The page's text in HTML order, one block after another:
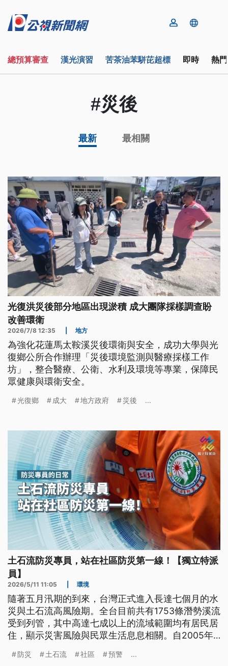
總預算審查 漢光演習 苦茶油苯駢芘超標 即時 熱
#災後
最新 最相關
光復洪災後部分地區出現淤積 成大團隊採樣調查盼
改善環衛
2026/7/8 12:35 地方
為強化花蓮馬太鞍溪災後環衛與安全，成功大學與光
復鄉公所合作辦理「災後環境監測與醫療採樣工作
坊」，整合醫療、公衛、水利及環境等專業，保障民
眾健康與環衛安全。
光復鄉 成大 地方政府 災後 ...
土石流防災專員，站在社區防災第一線！【獨立特派
員】
2026/5/11 11:05 環境
隨著五月汛期的到來，台灣正式進入長達七個月的水
災與土石流高風險期。全台目前共有1753條潛勢溪流
受到列管，其中高達七成以上的流域範圍均有居民居
住，顯示災害風險與民眾生活息息相關。自2005年
橘色制服的志工，成為社區內觀察風險、傳遞預警訊
防災 土石流 社區 預警 ...